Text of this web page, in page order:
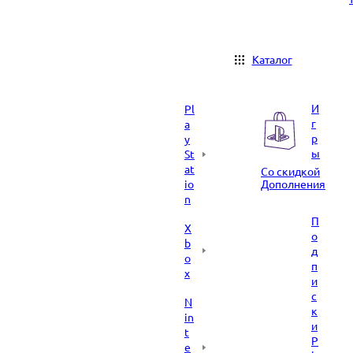
Каталог
Pl
a
y
St
at
io
n
X
b
o
x
N
in
t
e
И
г
р
ы
Со скидкой
Дополнения
П
о
д
п
и
с
к
и
P